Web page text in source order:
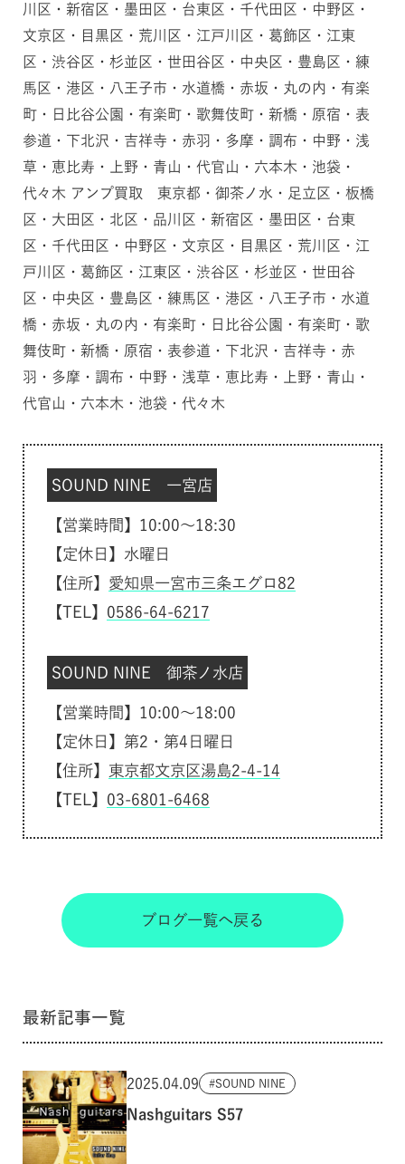
川区・新宿区・墨田区・台東区・千代田区・中野区・
文京区・目黒区・荒川区・江戸川区・葛飾区・江東
区・渋谷区・杉並区・世田谷区・中央区・豊島区・練
馬区・港区・八王子市・水道橋・赤坂・丸の内・有楽
町・日比谷公園・有楽町・歌舞伎町・新橋・原宿・表
参道・下北沢・吉祥寺・赤羽・多摩・調布・中野・浅
草・恵比寿・上野・青山・代官山・六本木・池袋・
代々木 アンプ買取 東京都・御茶ノ水・足立区・板橋
区・大田区・北区・品川区・新宿区・墨田区・台東
区・千代田区・中野区・文京区・目黒区・荒川区・江
戸川区・葛飾区・江東区・渋谷区・杉並区・世田谷
区・中央区・豊島区・練馬区・港区・八王子市・水道
橋・赤坂・丸の内・有楽町・日比谷公園・有楽町・歌
舞伎町・新橋・原宿・表参道・下北沢・吉祥寺・赤
羽・多摩・調布・中野・浅草・恵比寿・上野・青山・
代官山・六本木・池袋・代々木
SOUND NINE 一宮店
【営業時間】10:00～18:30
【定休日】水曜日
【住所】 愛知県一宮市三条エグロ82
【TEL】 0586-64-6217
SOUND NINE 御茶ノ水店
【営業時間】10:00～18:00
【定休日】第2・第4日曜日
【住所】 東京都文京区湯島2-4-14
【TEL】 03-6801-6468
ブログ一覧へ戻る
最新記事一覧
2025.04.09 SOUND NINE
Nashguitars S57